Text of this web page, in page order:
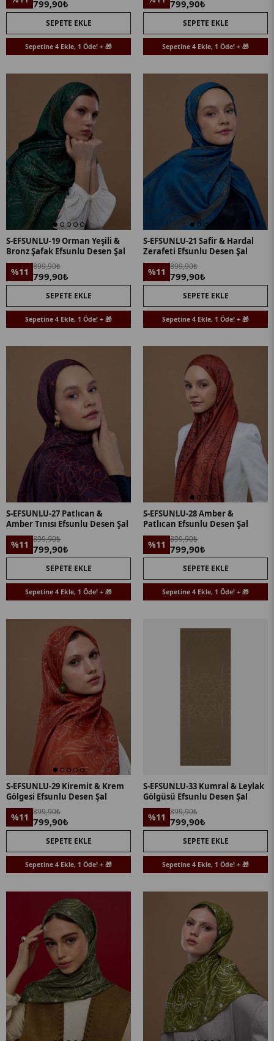
799,90₺
SEPETE EKLE
Sepetine 4 Ekle, 1 Öde! + 🎁
799,90₺
SEPETE EKLE
Sepetine 4 Ekle, 1 Öde! + 🎁
S-EFSUNLU-19 Orman Yeşili &
Bronz Şafak Efsunlu Desen Şal
%11 899,90₺
799,90₺
SEPETE EKLE
Sepetine 4 Ekle, 1 Öde! + 🎁
S-EFSUNLU-21 Safir & Hardal
Zerafeti Efsunlu Desen Şal
%11 899,90₺
799,90₺
SEPETE EKLE
Sepetine 4 Ekle, 1 Öde! + 🎁
S-EFSUNLU-27 Patlıcan &
Amber Tınısı Efsunlu Desen Şal
%11 899,90₺
799,90₺
SEPETE EKLE
Sepetine 4 Ekle, 1 Öde! + 🎁
S-EFSUNLU-28 Amber &
Patlıcan Efsunlu Desen Şal
%11 899,90₺
799,90₺
SEPETE EKLE
Sepetine 4 Ekle, 1 Öde! + 🎁
S-EFSUNLU-29 Kiremit & Krem
Gölgesi Efsunlu Desen Şal
%11 899,90₺
799,90₺
SEPETE EKLE
Sepetine 4 Ekle, 1 Öde! + 🎁
S-EFSUNLU-33 Kumral & Leylak
Gölgüsü Efsunlu Desen Şal
%11 899,90₺
799,90₺
SEPETE EKLE
Sepetine 4 Ekle, 1 Öde! + 🎁